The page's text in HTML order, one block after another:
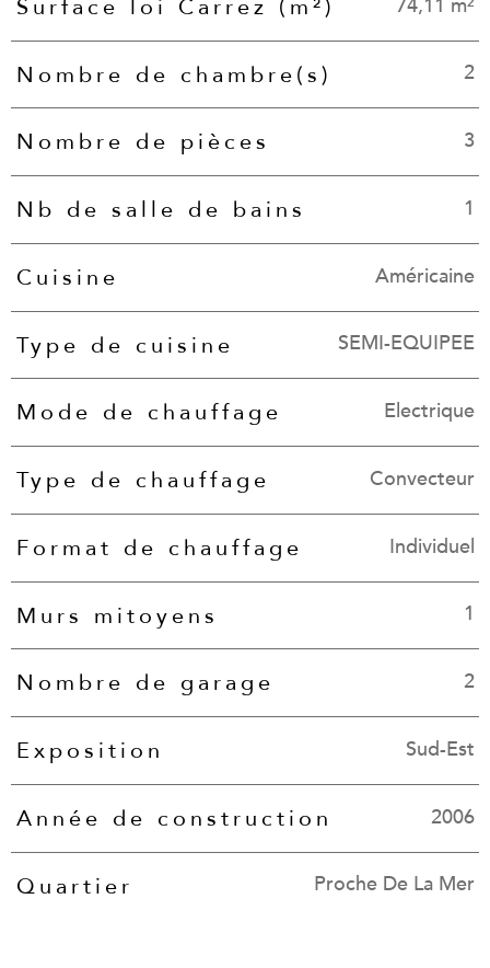
Surface loi Carrez (m²) 74,11 m²
Nombre de chambre(s) 2
Nombre de pièces 3
Nb de salle de bains 1
Cuisine Américaine
Type de cuisine SEMI-EQUIPEE
Mode de chauffage Electrique
Type de chauffage Convecteur
Format de chauffage Individuel
Murs mitoyens 1
Nombre de garage 2
Exposition Sud-Est
Année de construction 2006
Quartier Proche De La Mer